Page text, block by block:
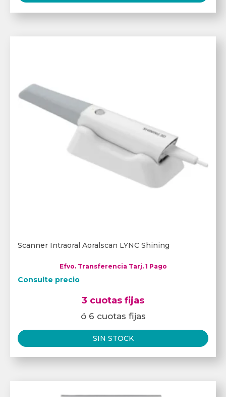
Scanner Intraoral Aoralscan LYNC Shining
Efvo. Transferencia Tarj. 1 Pago
Consulte precio
3 cuotas fijas
ó 6 cuotas fijas
SIN STOCK